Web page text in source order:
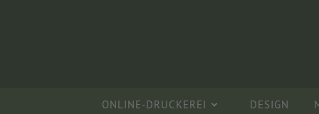
ONLINE-DRUCKEREI DESIGN